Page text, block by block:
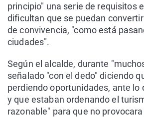
principio" una serie de requisitos
dificultan que se puedan
de convivencia, "como está
ciudades".
Según el alcalde, durante
señalado "con el dedo" diciendo
perdiendo oportunidades, ante lo
y que estaban ordenando el
razonable" para que no